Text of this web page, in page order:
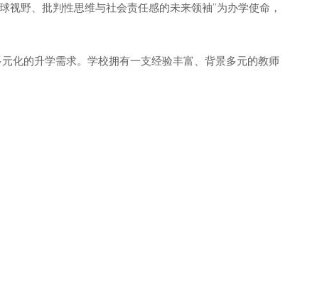
野、批判性思维与社会责任感的未来领袖”为办学使命，
化的升学需求。学校拥有一支经验丰富、背景多元的教师